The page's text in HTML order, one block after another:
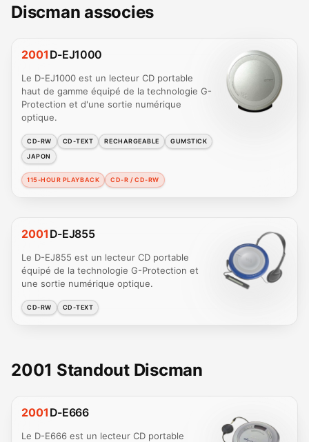
Discman associes
2001 D-EJ1000
Le D-EJ1000 est un lecteur CD portable
haut de gamme équipé de la technologie G-
Protection et d'une sortie numérique
optique.
CD-RW CD-TEXT RECHARGEABLE
GUMSTICK
JAPON
115-HOUR PLAYBACK CD-R / CD-RW
2001 D-EJ855
Le D-EJ855 est un lecteur CD portable
équipé de la technologie G-Protection et
une sortie numérique optique.
CD-RW CD-TEXT
2001 Standout Discman
2001 D-E666
Le D-E666 est un lecteur CD portable